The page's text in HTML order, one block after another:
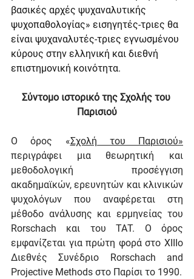
βασικές αρχές ψυχαναλυτικής
ψυχοπαθολογίας» εισηγητές-τριες θα
είναι ψυχαναλυτές-τριες εγνωσμένου
κύρους στην ελληνική και διεθνή
επιστημονική κοινότητα.
Σύντομο ιστορικό της Σχολής του
Παρισιού
Ο όρος «Σχολή του Παρισιού»
περιγράφει μια θεωρητική και
μεθοδολογική προσέγγιση
ακαδημαϊκών, ερευνητών και κλινικών
ψυχολόγων που αναφέρεται στη
μέθοδο ανάλυσης και ερμηνείας του
Rorschach και του ΤΑΤ. Ο όρος
εμφανίζεται για πρώτη φορά στο XIIIο
Διεθνές Συνέδριο Rorschach and
Projective Methods στο Παρίσι το 1990.